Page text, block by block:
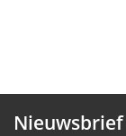
Nieuwsbrief